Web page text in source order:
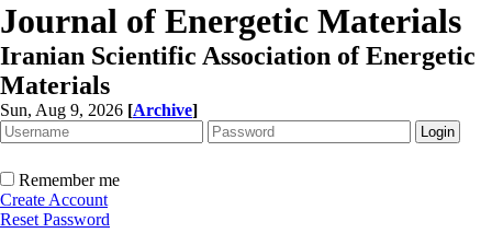
Journal of Energetic Materials
Iranian Scientific Association of Energetic
Materials
Sun, Aug 9, 2026 [Archive]
Remember me
Create Account
Reset Password